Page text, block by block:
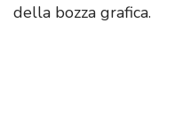
della bozza grafica.